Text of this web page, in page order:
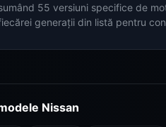
55 versiuni specifice de
generații din listă pentru
Nissan